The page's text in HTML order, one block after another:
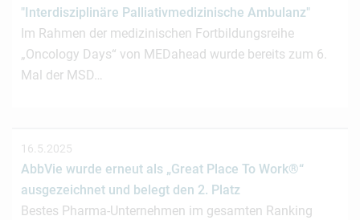
"Interdisziplinäre Palliativmedizinische Ambulanz"
Im Rahmen der medizinischen Fortbildungsreihe
„Oncology Days“ von MEDahead wurde bereits zum 6.
Mal der MSD…
16.5.2025
AbbVie wurde erneut als „Great Place To Work®“
ausgezeichnet und belegt den 2. Platz
Bestes Pharma-Unternehmen im gesamten Ranking